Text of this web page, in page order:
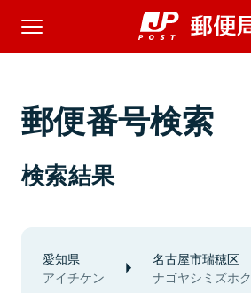
郵便番号検索
検索結果
愛知県
アイチケン
名古屋市瑞穂区
ナゴヤシミズホク